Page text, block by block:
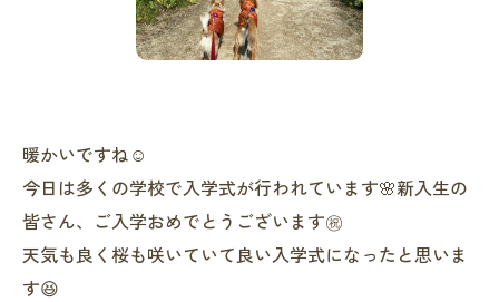
暖かいですね☺️
今日は多くの学校で入学式が行われています🌸新入生の
皆さん、ご入学おめでとうございます㊗️
天気も良く桜も咲いていて良い入学式になったと思いま
す😆